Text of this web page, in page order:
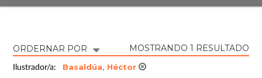
ORDERNAR POR MOSTRANDO 1 RESULTADO
Ilustrador/a: Basaldúa, Héctor